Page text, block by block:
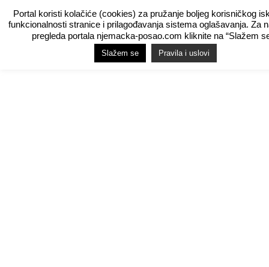
Portal koristi kolačiće (cookies) za pružanje boljeg korisničkog
funkcionalnosti stranice i prilagođavanja sistema oglašavanja. Za
pregleda portala njemacka-posao.com kliknite na “Slažem
Slažem se Pravila i uslovi